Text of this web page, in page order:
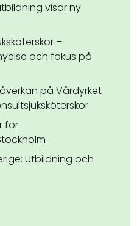
visar ny
–
och fokus på
på Vårdyrket
för
Utbildning och